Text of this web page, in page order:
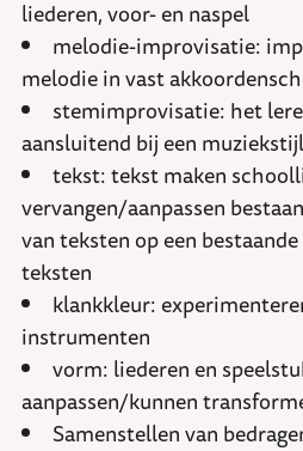
liederen, voor- en naspel
melodie-improvisatie:
melodie in vast
stemimprovisatie: het
aansluitend bij een muziekstijl
tekst: tekst maken
vervangen/aanpassen
van teksten op een
teksten
klankkleur:
instrumenten
vorm: liederen en
aanpassen/kunnen
Samenstellen van